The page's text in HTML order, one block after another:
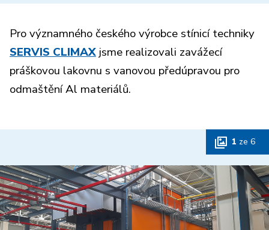
Pro významného českého výrobce stínicí techniky
SERVIS CLIMAX jsme realizovali zavážecí
práškovou lakovnu s vanovou předúpravou pro
odmaštění Al materiálů.
1 ze 6